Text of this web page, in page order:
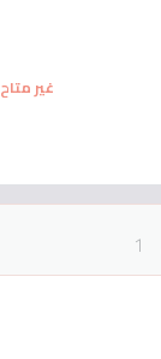
غير متاح
1